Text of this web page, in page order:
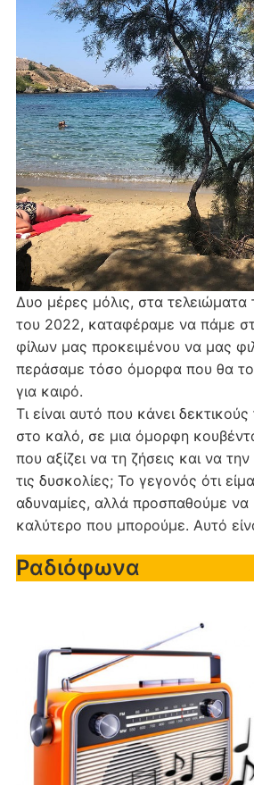
Δυο μέρες μόλις, στα τελειώματα
του 2022, καταφέραμε να πάμε
φίλων μας προκειμένου να μας
περάσαμε τόσο όμορφα που θα το
για καιρό.
Τι είναι αυτό που κάνει
στο καλό, σε μια όμορφη
που αξίζει να τη ζήσεις και να
τις δυσκολίες; Το γεγονός ότι
αδυναμίες, αλλά προσπαθούμε να
καλύτερο που μπορούμε. Αυτό
Ραδιόφωνα